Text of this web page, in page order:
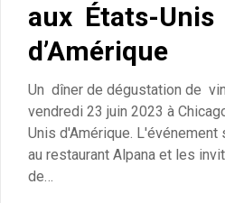
aux États-Unis
d’Amérique
Un dîner de dégustation de
vendredi 23 juin 2023 à
Unis d'Amérique.
au restaurant Alpana et les
de…